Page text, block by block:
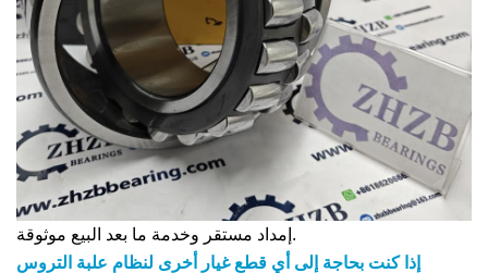
إمداد مستقر وخدمة ما بعد البيع موثوقة.
إذا كنت بحاجة إلى أي قطع غيار أخرى لنظام علبة التروس